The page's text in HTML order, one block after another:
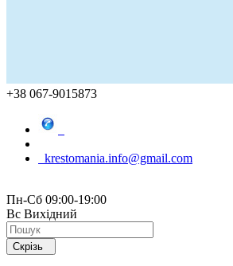
+38 067-9015873
krestomania.info@gmail.com
Пн-Сб 09:00-19:00
Вс Вихідний
Скрізь